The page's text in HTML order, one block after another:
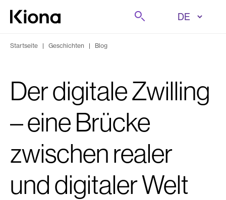
Zum Inhalt wechseln
Zur Homepage wechseln
Suche
Startseite | Geschichten | Blog
Der digitale Zwilling
– eine Brücke
zwischen realer
und digitaler Welt